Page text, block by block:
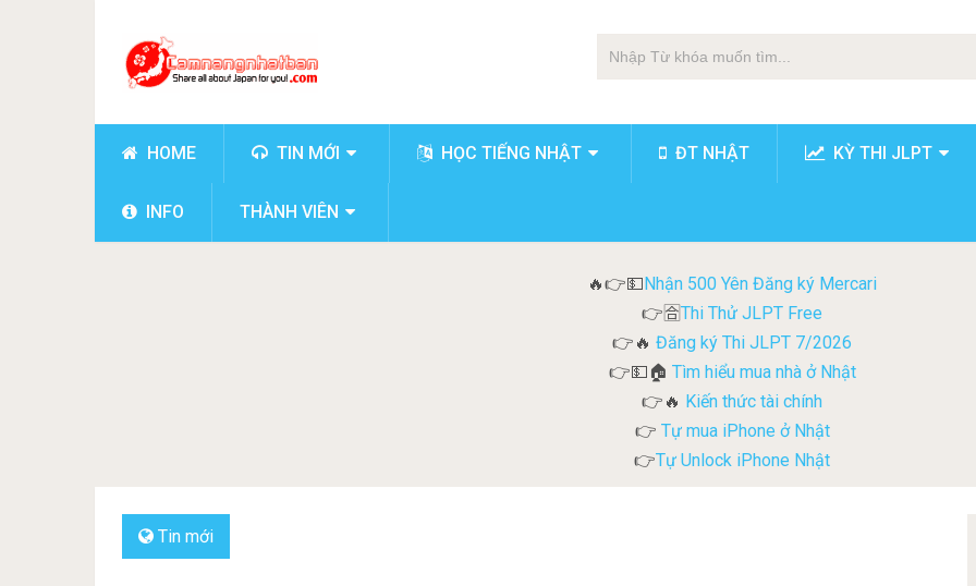
HOME TIN MỚI HỌC TIẾNG NHẬT ĐT NHẬT KỲ THI JLPT
INFO THÀNH VIÊN
🔥👉💵Nhận 500 Yên Đăng ký Mercari
👉🈴Thi Thử JLPT Free
👉🔥 Đăng ký Thi JLPT 7/2026
👉💵🏠 Tìm hiểu mua nhà ở Nhật
👉🔥 Kiến thức tài chính
👉 Tự mua iPhone ở Nhật
👉Tự Unlock iPhone Nhật
Tin mới